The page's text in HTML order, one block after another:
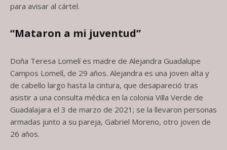
para avisar al cártel.
“Mataron a mi juventud”
Doña Teresa Lomelí es madre de Alejandra Guadalupe
Campos Lomelí, de 29 años. Alejandra es una joven alta y
de cabello largo hasta la cintura, que desapareció tras
asistir a una consulta médica en la colonia Villa Verde de
Guadalajara el 3 de marzo de 2021; se la llevaron personas
armadas junto a su pareja, Gabriel Moreno, otro joven de
26 años.